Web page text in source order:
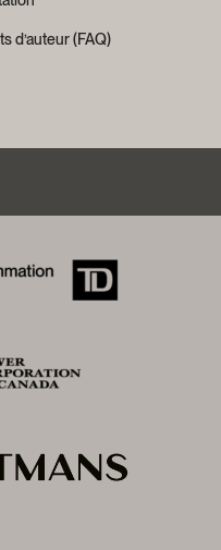
d’auteur (FAQ)